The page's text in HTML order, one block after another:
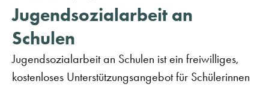
Jugendsozialarbeit an
Schulen
Jugendsozialarbeit an Schulen ist ein freiwilliges,
kostenloses Unterstützungsangebot für Schülerinnen